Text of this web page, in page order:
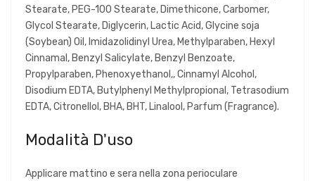
Stearate, PEG-100 Stearate, Dimethicone, Carbomer,
Glycol Stearate, Diglycerin, Lactic Acid, Glycine soja
(Soybean) Oil, Imidazolidinyl Urea, Methylparaben, Hexyl
Cinnamal, Benzyl Salicylate, Benzyl Benzoate,
Propylparaben, Phenoxyethanol,, Cinnamyl Alcohol,
Disodium EDTA, Butylphenyl Methylpropional, Tetrasodium
EDTA, Citronellol, BHA, BHT, Linalool, Parfum (Fragrance).
Modalità D'uso
Applicare mattino e sera nella zona perioculare